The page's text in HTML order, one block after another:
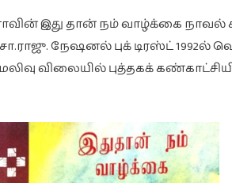
இது தான் நம் வாழ்க்கை நாவல்
நேஷனல் புக் டிரஸ்ட் 1992ல்
விலையில் புத்தகக்